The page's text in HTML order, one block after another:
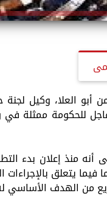
أبو العلا، وكيل
عاجل للحكومة ممثلة
أنه منذ إعلان بدء
فيما يتعلق
من الهدف الأساسي